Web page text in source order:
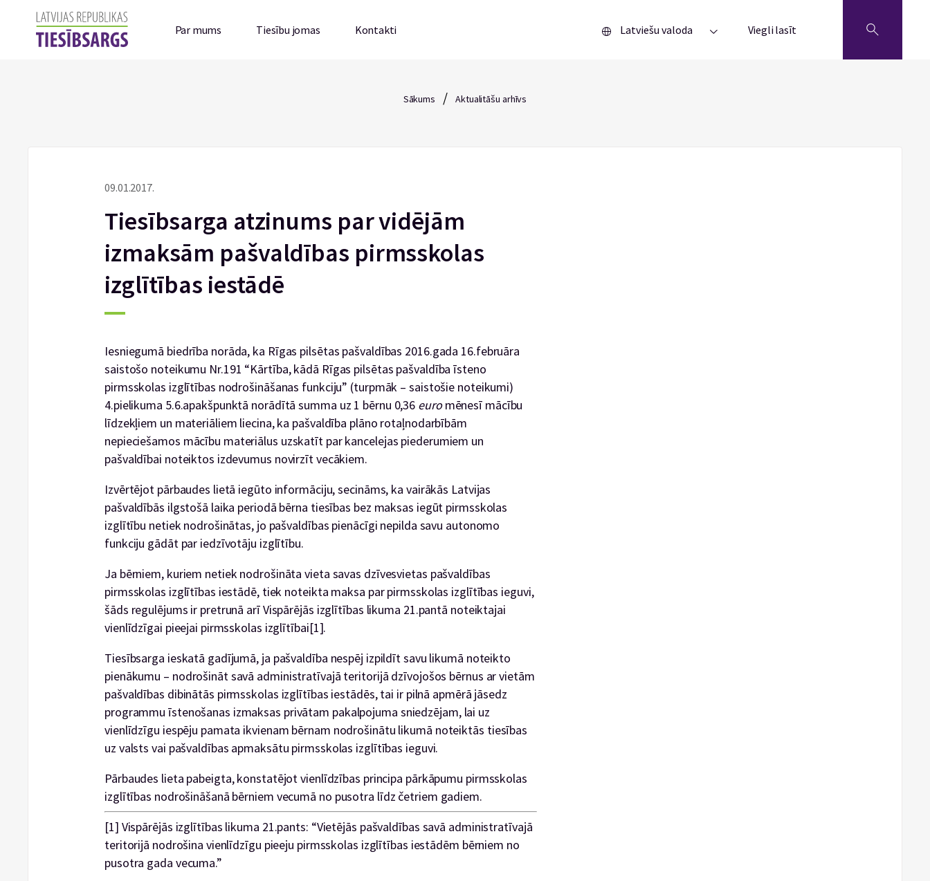
Par mums Tiesību jomas Kontakti Latviešu valoda Viegli lasīt
Sākums / Aktualitāšu arhīvs
09.01.2017.
Tiesībsarga atzinums par vidējām
izmaksām pašvaldības pirmsskolas
izglītības iestādē
Iesniegumā biedrība norāda, ka Rīgas pilsētas pašvaldības 2016.gada 16.februāra
saistošo noteikumu Nr.191 “Kārtība, kādā Rīgas pilsētas pašvaldība īsteno
pirmsskolas izglītības nodrošināšanas funkciju” (turpmāk – saistošie noteikumi)
4.pielikuma 5.6.apakšpunktā norādītā summa uz 1 bērnu 0,36 euromēnesī mācību
līdzekļiem un materiāliem liecina, ka pašvaldība plāno rotaļnodarbībām
nepieciešamos mācību materiālus uzskatīt par kancelejas piederumiem un
pašvaldībai noteiktos izdevumus novirzīt vecākiem.
Izvērtējot pārbaudes lietā iegūto informāciju, secināms, ka vairākās Latvijas
pašvaldībās ilgstošā laika periodā bērna tiesības bez maksas iegūt pirmsskolas
izglītību netiek nodrošinātas, jo pašvaldības pienācīgi nepilda savu autonomo
funkciju gādāt par iedzīvotāju izglītību.
Ja bērniem, kuriem netiek nodrošināta vieta savas dzīvesvietas pašvaldības
pirmsskolas izglītības iestādē, tiek noteikta maksa par pirmsskolas izglītības ieguvi,
šāds regulējums ir pretrunā arī Vispārējās izglītības likuma 21.pantā noteiktajai
vienlīdzīgai pieejai pirmsskolas izglītībai[1].
Tiesībsarga ieskatā gadījumā, ja pašvaldība nespēj izpildīt savu likumā noteikto
pienākumu – nodrošināt savā administratīvajā teritorijā dzīvojošos bērnus ar vietām
pašvaldības dibinātās pirmsskolas izglītības iestādēs, tai ir pilnā apmērā jāsedz
programmu īstenošanas izmaksas privātam pakalpojuma sniedzējam, lai uz
vienlīdzīgu iespēju pamata ikvienam bērnam nodrošinātu likumā noteiktās tiesības
uz valsts vai pašvaldības apmaksātu pirmsskolas izglītības ieguvi.
Pārbaudes lieta pabeigta, konstatējot vienlīdzības principa pārkāpumu pirmsskolas
izglītības nodrošināšanā bērniem vecumā no pusotra līdz četriem gadiem.
[1] Vispārējās izglītības likuma 21.pants: “Vietējās pašvaldības savā administratīvajā
teritorijā nodrošina vienlīdzīgu pieeju pirmsskolas izglītības iestādēm bērniem no
pusotra gada vecuma.”